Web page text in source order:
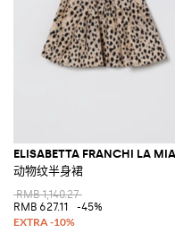
ELISABETTA FRANCHI LA
动物纹半身裙
RMB 1,140.27
RMB 627.11
-45%